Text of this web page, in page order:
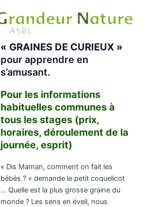
« GRAINES DE CURIEUX »
pour apprendre en
s’amusant.
Pour les informations
habituelles communes à
tous les stages (prix,
horaires, déroulement de la
journée, esprit)
« Dis Maman, comment on fait les
bébés ? » demande le petit coquelicot
… Quelle est la plus grosse graine du
monde ? Les sens en éveil, nous